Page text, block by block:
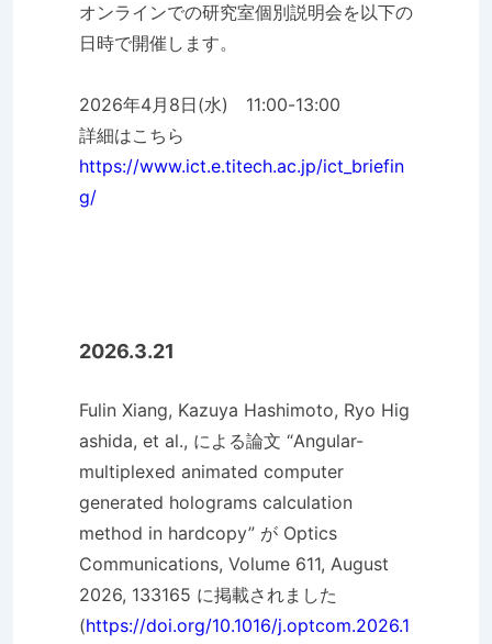
オンラインでの研究室個別説明会を以下の
日時で開催します。
2026年4月8日(水) 11:00-13:00
詳細はこちら
https://www.ict.e.titech.ac.jp/ict_briefin
g/
2026.3.21
Fulin Xiang, Kazuya Hashimoto, Ryo Hig
ashida, et al., による論文 “Angular-
multiplexed animated computer
generated holograms calculation
method in hardcopy” が Optics
Communications, Volume 611, August
2026, 133165 に掲載されました
(https://doi.org/10.1016/j.optcom.2026.1